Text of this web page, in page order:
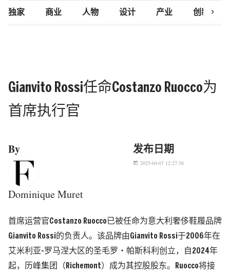
独家 商业 人物 设计 产业 创新研究
chevron_right
Gianvito Rossi任命Costanzo Ruocco为
首席执行官
By
Dominique Muret
发布日期
today 2025-04-07 12:27:38
首席运营官Costanzo Ruocco已被任命为意大利奢侈鞋履品牌
Gianvito Rossi的负责人。该品牌由Gianvito Rossi于2006年在
艾米利亚-罗马涅大区的圣毛罗・帕斯科利创立，自2024年
起，历峰集团（Richemont）成为其控股股东。Ruocco将接